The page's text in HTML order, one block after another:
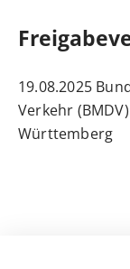
19.08.2025
Verkehr
Württemberg